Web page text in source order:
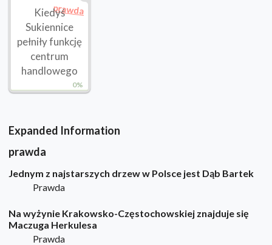
0%
prawda
Kiedyś
Sukiennice
pełniły funkcję
centrum
handlowego
Expanded Information
prawda
Jednym z najstarszych drzew w Polsce jest Dąb Bartek
Prawda
Na wyżynie Krakowsko-Częstochowskiej znajduje się
Maczuga Herkulesa
Prawda